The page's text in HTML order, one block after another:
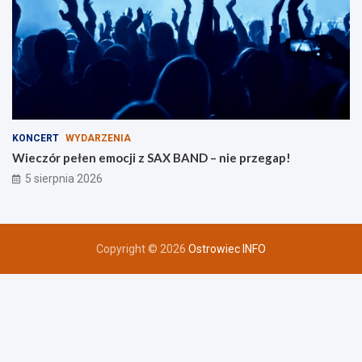
KONCERT WYDARZENIA
Wieczór pełen emocji z SAX BAND – nie przegap!
5 sierpnia 2026
Copyright © 2026 Ostrowiec INFO